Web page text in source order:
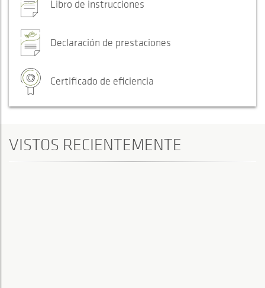
Libro de instrucciones
Declaración de prestaciones
Certificado de eficiencia
VISTOS RECIENTEMENTE